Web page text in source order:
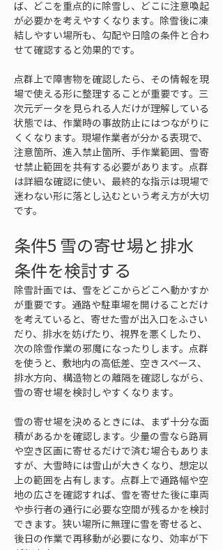
ば、どこを重点的に除雪し、どこに注意喚起
が必要かを考えやすくなります。除雪後に凍
結しやすい場所も、勾配や日陰の条件と合わ
せて確認すると効果的です。
点群上で障害物を確認したら、その情報を現
場で使える形に整理することが重要です。三
次元データを見られる人だけが理解している
状態では、作業時の事故防止にはつながりに
くくなります。現場作業者が分かる表現で、
注意箇所、進入禁止箇所、手作業範囲、雪寄
せ禁止範囲を共有する必要があります。点群
は詳細な確認に使い、最終的な指示は現場で
迷わない形に落とし込むという考え方が大切
です。
条件5 雪の寄せ場と排水
条件を検討する
除雪計画では、雪をどこからどこへ動かすか
が重要です。通路や駐車場を開けることだけ
を考えていると、寄せた雪が出入口をふさい
だり、排水を妨げたり、視界を悪くしたり、
次の除雪作業の邪魔になったりします。点群
を使うと、敷地内の高低差、空きスペース、
排水方向、構造物との離隔を確認しながら、
雪の寄せ場を検討しやすくなります。
雪の寄せ場を決めるときには、まず十分な面
積があるかを確認します。少量の雪なら路肩
や空き区画に寄せるだけで済む場合もありま
すが、大雪時には雪山が大きくなり、想定以
上の範囲を占有します。点群上で通路幅や空
地の広さを確認すれば、雪を寄せた後に車両
や歩行者の通行に必要な空間が残るかを検討
できます。狭い場所に無理に雪を寄せると、
後日の作業で再移動が必要になり、効率が下